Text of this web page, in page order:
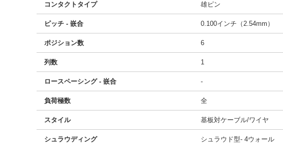
コンタクトタイプ 雄ピン
ピッチ - 嵌合 0.100インチ（2.54mm）
ポジション数 6
列数 1
ロースペーシング - 嵌合 -
負荷極数 全
スタイル 基板対ケーブル/ワイヤ
シュラウディング シュラウド型- 4ウォール